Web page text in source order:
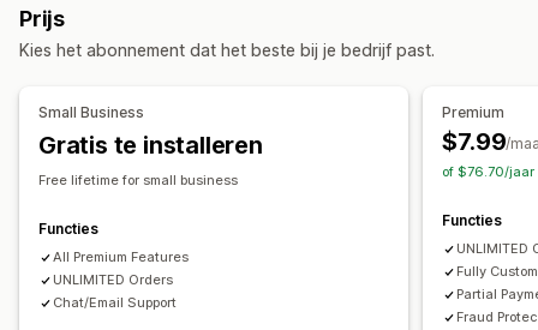
Export van bestellingen
Drag-and-drop-editor
Lettertype en kleur
Aangepaste knoppen
Pop-ups
Kortingen Bestelling in één klik
Upselling in één klik
Upselling na de verkoop
Aanpassing
Gegevensbeheer
E-mailantwoorden Gegevensexport
Prijs
Kies het abonnement dat het beste bij je bedrijf past.
Small Business
Gratis te installeren
Free lifetime for small business
Functies
All Premium Features
UNLIMITED Orders
Chat/Email Support
Premium
$7.99/
of $76.70/jaar
Functies
UNLIMITED
Fully
Partial
Fraud